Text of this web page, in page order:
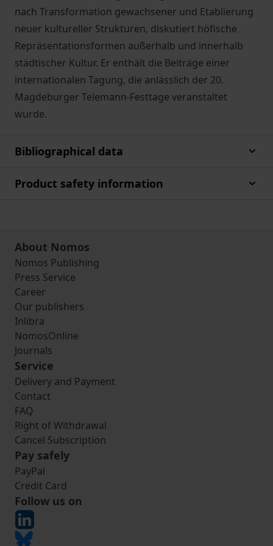
nach Transformation gewachsener und Etablierung
neuer kultureller Strukturen, diskutiert höfische
Repräsentationsformen außerhalb und innerhalb
städtischer Kultur. Er enthält die Beiträge einer
internationalen Tagung, die anlässlich der 20.
Magdeburger Telemann-Festtage veranstaltet
wurde.
Bibliographical data
Product safety information
About Nomos
Nomos Publishing
Press Service
Career
Our publishers
Inlibra
NomosOnline
Journals
Service
Delivery and Payment
Contact
FAQ
Right of Withdrawal
Cancel Subscription
Pay safely
PayPal
Credit Card
Follow us on